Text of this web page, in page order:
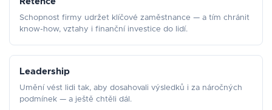
Schopnost firmy udržet klíčové zaměstnance — a tím chránit
know-how, vztahy i finanční investice do lidí.
Leadership
Umění vést lidi tak, aby dosahovali výsledků i za náročných
podmínek — a ještě chtěli dál.